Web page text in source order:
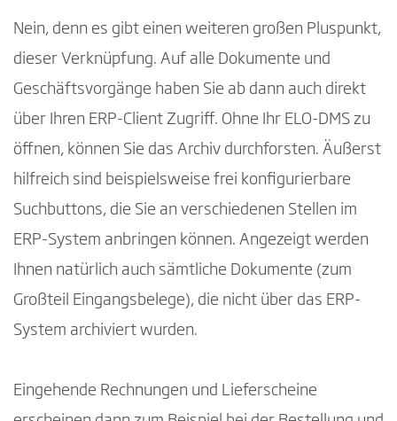
Nein, denn es gibt einen weiteren großen Pluspunkt,
dieser Verknüpfung. Auf alle Dokumente und
Geschäftsvorgänge haben Sie ab dann auch direkt
über Ihren ERP-Client Zugriff. Ohne Ihr ELO-DMS zu
öffnen, können Sie das Archiv durchforsten. Äußerst
hilfreich sind beispielsweise frei konfigurierbare
Suchbuttons, die Sie an verschiedenen Stellen im
ERP-System anbringen können. Angezeigt werden
Ihnen natürlich auch sämtliche Dokumente (zum
Großteil Eingangsbelege), die nicht über das ERP-
System archiviert wurden.
Eingehende Rechnungen und Lieferscheine